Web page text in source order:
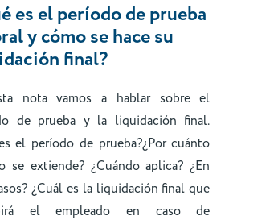
es el período de prueba
y cómo se hace su
final?
nota vamos a hablar sobre el
de prueba y la liquidación final.
el período de prueba?¿Por cuánto
se extiende? ¿Cuándo aplica? ¿En
¿Cuál es la liquidación final que
el empleado en caso de